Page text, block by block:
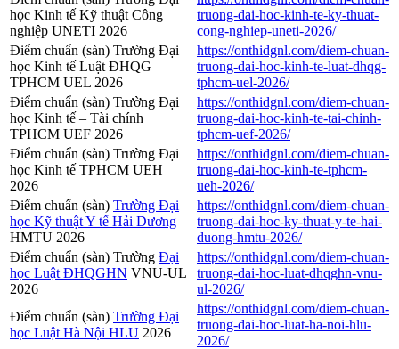
học Kinh tế Kỹ thuật Công
nghiệp UNETI 2026
truong-dai-hoc-kinh-te-ky-thuat-
cong-nghiep-uneti-2026/
Điểm chuẩn (sàn) Trường Đại
học Kinh tế Luật ĐHQG
TPHCM UEL 2026
https://onthidgnl.com/diem-chuan-
truong-dai-hoc-kinh-te-luat-dhqg-
tphcm-uel-2026/
Điểm chuẩn (sàn) Trường Đại
học Kinh tế – Tài chính
TPHCM UEF 2026
https://onthidgnl.com/diem-chuan-
truong-dai-hoc-kinh-te-tai-chinh-
tphcm-uef-2026/
Điểm chuẩn (sàn) Trường Đại
học Kinh tế TPHCM UEH
2026
https://onthidgnl.com/diem-chuan-
truong-dai-hoc-kinh-te-tphcm-
ueh-2026/
Điểm chuẩn (sàn) Trường Đại
học Kỹ thuật Y tế Hải Dương
HMTU 2026
https://onthidgnl.com/diem-chuan-
truong-dai-hoc-ky-thuat-y-te-hai-
duong-hmtu-2026/
Điểm chuẩn (sàn) Trường Đại
học Luật ĐHQGHN VNU-UL
2026
https://onthidgnl.com/diem-chuan-
truong-dai-hoc-luat-dhqghn-vnu-
ul-2026/
Điểm chuẩn (sàn) Trường Đại
học Luật Hà Nội HLU 2026
https://onthidgnl.com/diem-chuan-
truong-dai-hoc-luat-ha-noi-hlu-
2026/